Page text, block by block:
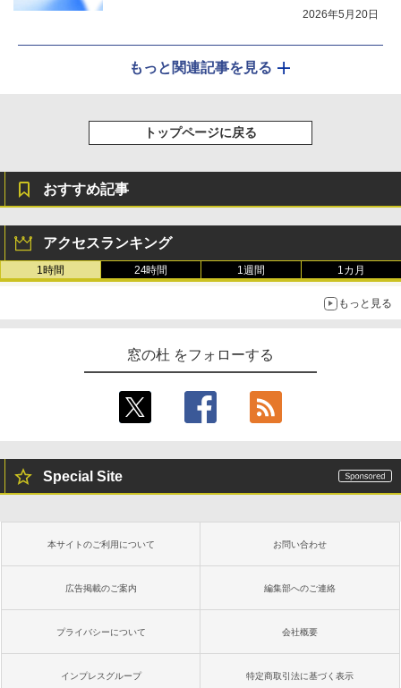
2026年5月20日
もっと関連記事を見る
トップページに戻る
おすすめ記事
アクセスランキング
1時間 24時間 1週間 1カ月
もっと見る
窓の杜 をフォローする
Special Site
本サイトのご利用について お問い合わせ
広告掲載のご案内 編集部へのご連絡
プライバシーについて 会社概要
インプレスグループ 特定商取引法に基づく表示